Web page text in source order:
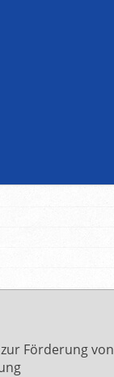
Förderung von